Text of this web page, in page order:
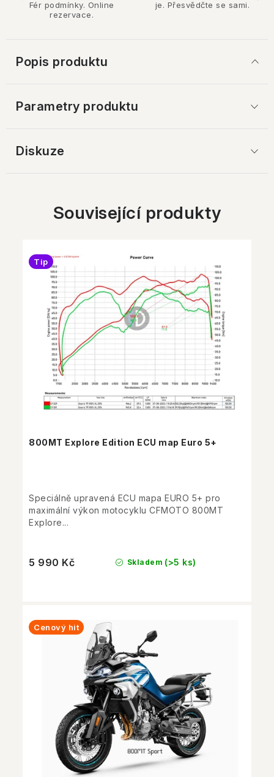
Fér podmínky. Online
rezervace.
je. Přesvědčte se sami.
Popis produktu
Parametry produktu
Diskuze
Související produkty
800MT Explore Edition ECU map Euro 5+
Tip
Skladem (>5 ks)
5 990 Kč
Speciálně upravená ECU mapa EURO 5+ pro
maximální výkon motocyklu CFMOTO 800MT
Explore...
Cenový hit